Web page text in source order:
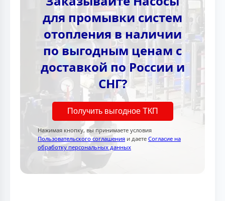
для промывки систем
отопления в наличии
по выгодным ценам с
доставкой по России и
СНГ?
Получить выгодное ТКП
Нажимая кнопку, вы принимаете условия
Пользовательского соглашения и даете Согласие на
обработку персональных данных